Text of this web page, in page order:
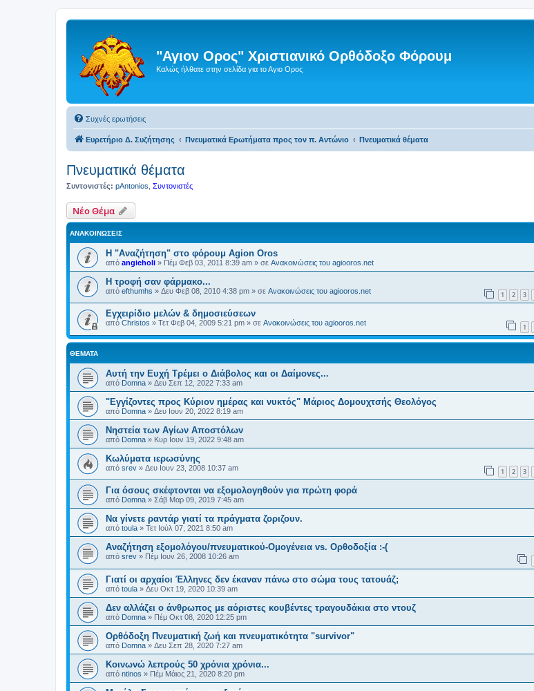
"Αγιον Ορος" Χριστιανικό Ορθόδοξο Φόρουμ
Καλώς ήλθατε στην σελίδα για το Αγιο Ορος
Συχνές ερωτήσεις
Ευρετήριο Δ. Συζήτησης Πνευματικά Ερωτήματα προς τον π. Αντώνιο Πνευματικά θέματα
Πνευματικά θέματα
Συντονιστές: pAntonios Συντονιστές
Νέο Θέμα
ΑΝΑΚΟΙΝΏΣΕΙΣ
Η "Αναζήτηση" στο φόρουμ Agion Oros
από angieholi » Πέμ Φεβ 03, 2011 8:39 am » σε Ανακοινώσεις του agiooros.net
H τροφή σαν φάρμακο...
από efthumhs » Δευ Φεβ 08, 2010 4:38 pm » σε Ανακοινώσεις του agiooros.net 1 2 3
Εγχειρίδιο μελών & δημοσιεύσεων
από Christos » Τετ Φεβ 04, 2009 5:21 pm » σε Ανακοινώσεις του agiooros.net 1
ΘΈΜΑΤΑ
Αυτή την Ευχή Τρέμει ο Διάβολος και οι Δαίμονες...
από Domna » Δευ Σεπ 12, 2022 7:33 am
"Εγγίζοντες προς Κύριον ημέρας και νυκτός" Μάριος Δομουχτσής Θεολόγος
από Domna » Δευ Ιουν 20, 2022 8:19 am
Νηστεία των Αγίων Αποστόλων
από Domna » Κυρ Ιουν 19, 2022 9:48 am
Κωλύματα ιερωσύνης
από srev » Δευ Ιουν 23, 2008 10:37 am 1 2 3
Για όσους σκέφτονται να εξομολογηθούν για πρώτη φορά
από Domna » Σάβ Μαρ 09, 2019 7:45 am
Να γίνετε ραντάρ γιατί τα πράγματα ζοριζουν.
από toula » Τετ Ιούλ 07, 2021 8:50 am
Αναζήτηση εξομολόγου/πνευματικού-Ομογένεια vs. Ορθοδοξία :-(
από srev » Πέμ Ιουν 26, 2008 10:26 am
Γιατί οι αρχαίοι Έλληνες δεν έκαναν πάνω στο σώμα τους τατουάζ;
από toula » Δευ Οκτ 19, 2020 10:39 am
Δεν αλλάζει ο άνθρωπος με αόριστες κουβέντες τραγουδάκια στο ντουζ
από Domna » Πέμ Οκτ 08, 2020 12:25 pm
Ορθόδοξη Πνευματική ζωή και πνευματικότητα "survivor"
από Domna » Δευ Σεπ 28, 2020 7:27 am
Κοινωνώ λεπρούς 50 χρόνια χρόνια...
από ntinos » Πέμ Μάιος 21, 2020 8:20 pm